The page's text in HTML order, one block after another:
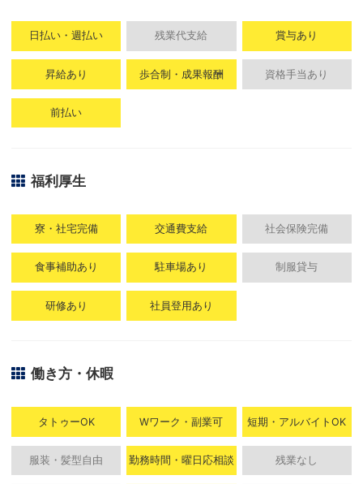
日払い・週払い 残業代支給 賞与あり
昇給あり 歩合制・成果報酬 資格手当あり
前払い
福利厚生
寮・社宅完備 交通費支給 社会保険完備
食事補助あり 駐車場あり 制服貸与
研修あり 社員登用あり
働き方・休暇
タトゥーOK Wワーク・副業可 短期・アルバイトOK
服装・髪型自由 勤務時間・曜日応相談 残業なし